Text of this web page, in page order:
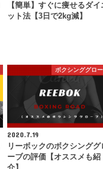
【簡単】すぐに痩せるダイ
ット法【3日で2kg減】
ボクシンググロ
2020.7.19
リーボックのボクシンググ
ーブの評価【オススメも紹